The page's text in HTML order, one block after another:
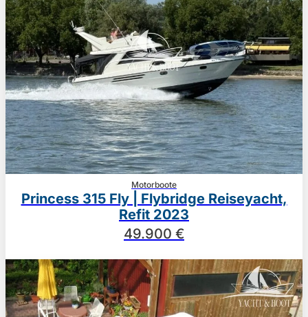
Motorboote
Princess 315 Fly | Flybridge Reiseyacht,
Refit 2023
49.900 €